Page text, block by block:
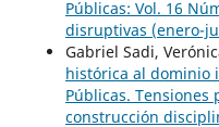
Públicas: Vol. 16
disruptivas (enero-
Gabriel Sadi,
histórica al dominio
Públicas. Tensiones
construcción